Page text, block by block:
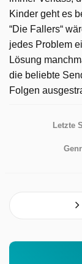
Kinder geht es
“Die Fallers“
jedes Problem
Lösung
die beliebte
Folgen
Letzte